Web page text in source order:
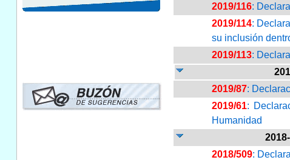
2019/116:
2019/114:
su inclusión
2019/113:
2019/87:
2019/61:
Humanidad
2018/509: